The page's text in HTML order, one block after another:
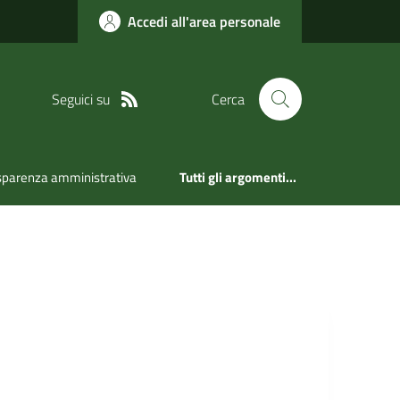
Accedi all'area personale
Seguici su Cerca
amministrativa Tutti gli argomenti...